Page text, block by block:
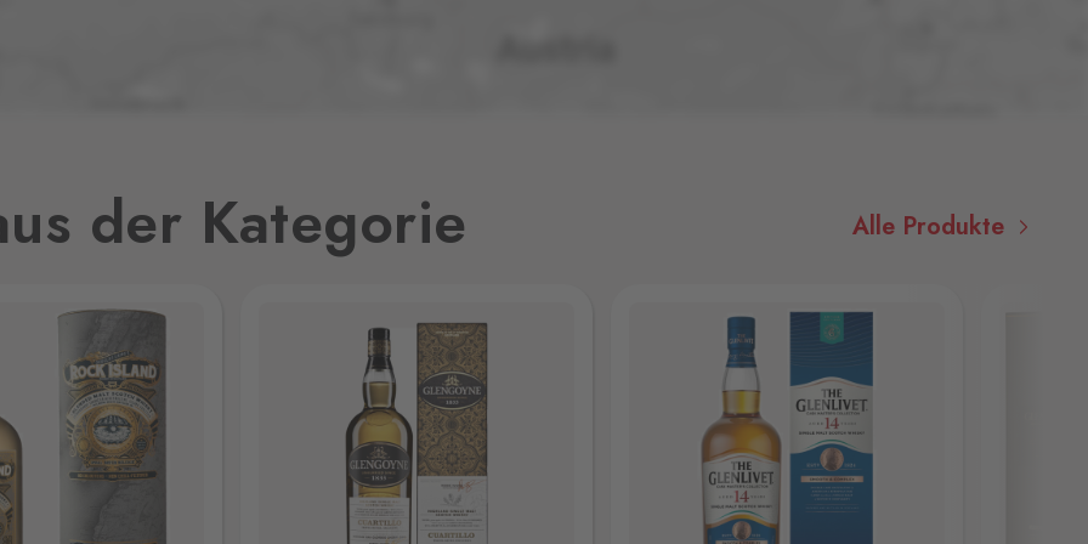
3 Stk.
der Kategorie Alle Produkte